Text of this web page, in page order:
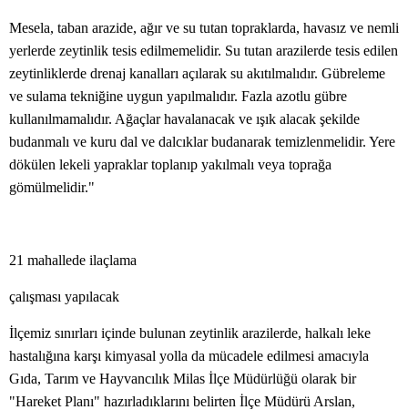
Mesela, taban arazide, ağır ve su tutan topraklarda, havasız ve nemli
yerlerde zeytinlik tesis edilmemelidir. Su tutan arazilerde tesis edilen
zeytinliklerde drenaj kanalları açılarak su akıtılmalıdır. Gübreleme
ve sulama tekniğine uygun yapılmalıdır. Fazla azotlu gübre
kullanılmamalıdır. Ağaçlar havalanacak ve ışık alacak şekilde
budanmalı ve kuru dal ve dalcıklar budanarak temizlenmelidir. Yere
dökülen lekeli yapraklar toplanıp yakılmalı veya toprağa
gömülmelidir."
21 mahallede ilaçlama
çalışması yapılacak
İlçemiz sınırları içinde bulunan zeytinlik arazilerde, halkalı leke
hastalığına karşı kimyasal yolla da mücadele edilmesi amacıyla
Gıda, Tarım ve Hayvancılık Milas İlçe Müdürlüğü olarak bir
"Hareket Planı" hazırladıklarını belirten İlçe Müdürü Arslan,